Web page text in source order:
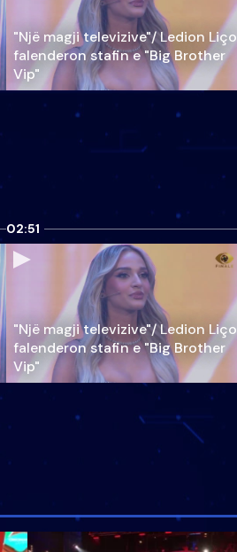
"Një magji televizive"/ Ledion Liço
falenderon stafin e "Big Brother
Vip"
02:51
"Një magji televizive"/ Ledion Liço
falenderon stafin e "Big Brother
Vip"